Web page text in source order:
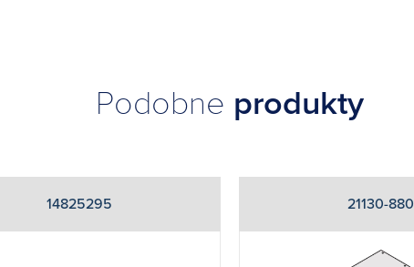
Podobne produkty
14825295 21130-880